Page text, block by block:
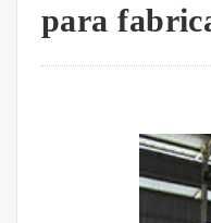
para